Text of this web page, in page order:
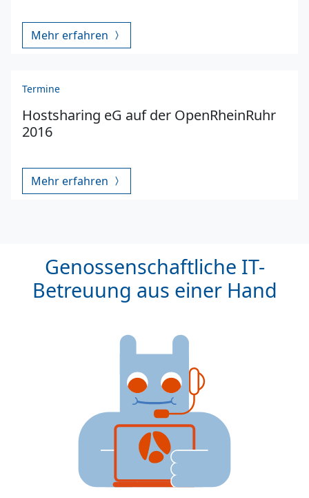
Mehr erfahren
Termine
Hostsharing eG auf der OpenRheinRuhr
2016
Mehr erfahren
Genossenschaftliche IT-
Betreuung aus einer Hand